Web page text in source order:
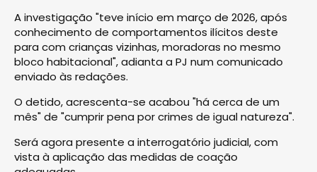
A investigação "teve início em março de 2026, após
conhecimento de comportamentos ilícitos deste
para com crianças vizinhas, moradoras no mesmo
bloco habitacional", adianta a PJ num comunicado
enviado às redações.
O detido, acrescenta-se acabou "há cerca de um
mês" de "cumprir pena por crimes de igual natureza".
Será agora presente a interrogatório judicial, com
vista à aplicação das medidas de coação